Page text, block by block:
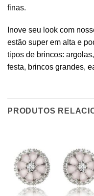
finas.
Inove seu look com
estão super em alta e
tipos de brincos: argolas,
festa, brincos grandes,
PRODUTOS